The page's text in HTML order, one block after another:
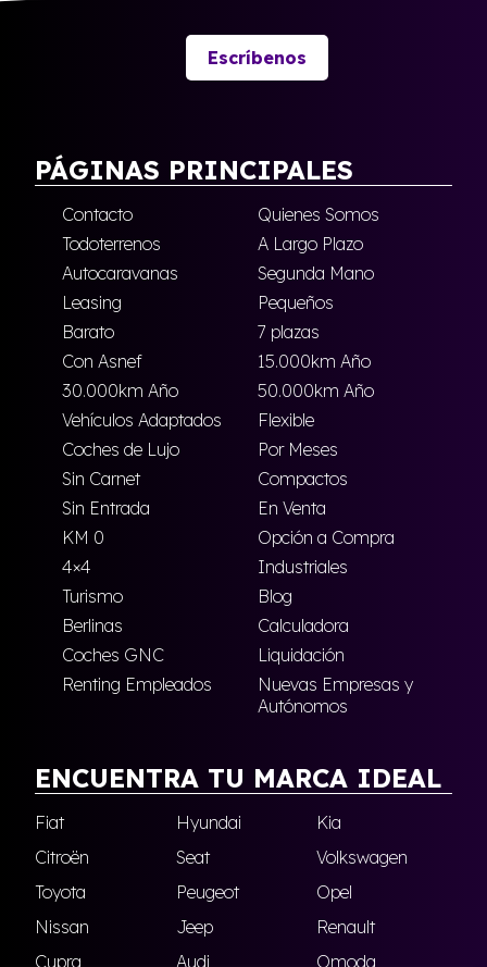
Escríbenos
PÁGINAS PRINCIPALES
Contacto
Quienes Somos
Todoterrenos
A Largo Plazo
Autocaravanas
Segunda Mano
Leasing
Pequeños
Barato
7 plazas
Con Asnef
15.000km Año
30.000km Año
50.000km Año
Vehículos Adaptados
Flexible
Coches de Lujo
Por Meses
Sin Carnet
Compactos
Sin Entrada
En Venta
KM 0
Opción a Compra
4×4
Industriales
Turismo
Blog
Berlinas
Calculadora
Coches GNC
Liquidación
Renting Empleados
Nuevas Empresas y
Autónomos
ENCUENTRA TU MARCA IDEAL
Fiat Hyundai
Kia
Citroën
Seat
Volkswagen
Toyota
Peugeot
Opel
Nissan
Jeep
Renault
Cupra
Audi Omoda